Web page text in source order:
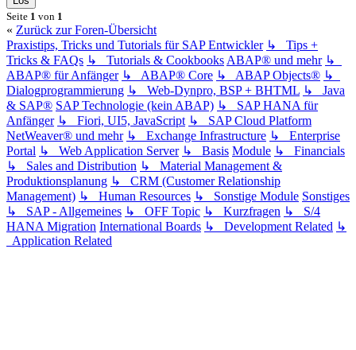
Seite 1 von 1
« Zurück zur Foren-Übersicht
Praxistips, Tricks und Tutorials für SAP Entwickler ↳ Tips +
Tricks & FAQs ↳ Tutorials & Cookbooks ABAP® und mehr ↳
ABAP® für Anfänger ↳ ABAP® Core ↳ ABAP Objects® ↳
Dialogprogrammierung ↳ Web-Dynpro, BSP + BHTML ↳ Java
& SAP® SAP Technologie (kein ABAP) ↳ SAP HANA für
Anfänger ↳ Fiori, UI5, JavaScript ↳ SAP Cloud Platform
NetWeaver® und mehr ↳ Exchange Infrastructure ↳ Enterprise
Portal ↳ Web Application Server ↳ Basis Module ↳ Financials
↳ Sales and Distribution ↳ Material Management &
Produktionsplanung ↳ CRM (Customer Relationship
Management) ↳ Human Resources ↳ Sonstige Module Sonstiges
↳ SAP - Allgemeines ↳ OFF Topic ↳ Kurzfragen ↳ S/4
HANA Migration International Boards ↳ Development Related ↳
Application Related